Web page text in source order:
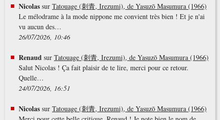
Nicolassur Tatouage (刺青, Irezumi), de Yasuzō Masumura (1966)
Le mélodrame à la mode nippone me convient très bien ! Et je n'ai
vu aucun des…
26/07/2026, 10:46
Renaudsur Tatouage (刺青, Irezumi), de Yasuzō Masumura (1966)
Salut Nicolas ! Ça fait plaisir de te lire, merci pour ce retour.
Quelle…
24/07/2026, 16:51
Nicolassur Tatouage (刺青, Irezumi), de Yasuzō Masumura (1966)